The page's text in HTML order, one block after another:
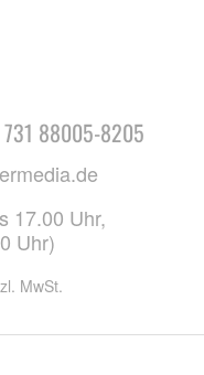
731 88005-8205
17.00 Uhr,
Uhr)
MwSt.